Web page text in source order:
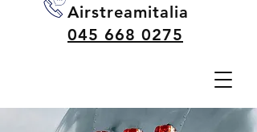
Airstreamitalia
045 668 0275